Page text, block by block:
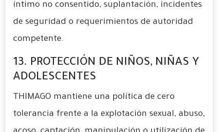
íntimo no consentido, suplantación, incidentes
de seguridad o requerimientos de autoridad
competente.
13. PROTECCIÓN DE NIÑOS, NIÑAS Y
ADOLESCENTES
THIMAGO mantiene una política de cero
tolerancia frente a la explotación sexual, abuso,